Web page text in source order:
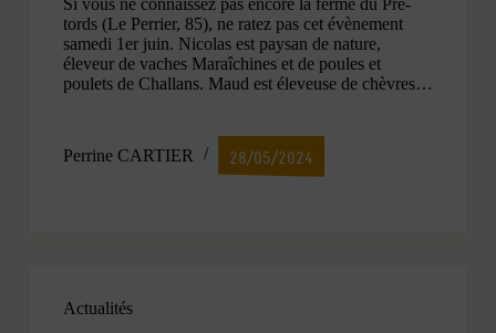
tords (Le Perrier, 85), ne ratez pas cet évènement
samedi 1er juin. Nicolas est paysan de nature,
éleveur de vaches Maraîchines et de poules et
poulets de Challans. Maud est éleveuse de chèvres…
Perrine CARTIER 28/05/2024
Actualités